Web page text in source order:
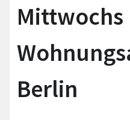
Mittwochs
Berlin